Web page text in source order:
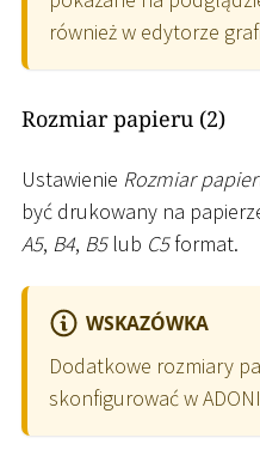
również w edytorze
Rozmiar papieru (2)
Ustawienie Rozmiar
być drukowany na
A5, B4, B5lub C5format.
WSKAZÓWKA
Dodatkowe rozmiary
skonfigurować w